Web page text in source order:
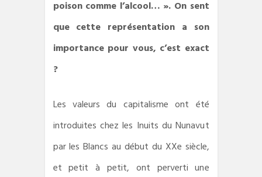
poison comme l’alcool… ». On sent
que cette représentation a son
importance pour vous, c’est exact
?
Les valeurs du capitalisme ont été
introduites chez les Inuits du Nunavut
par les Blancs au début du XXe siècle,
et petit à petit, ont perverti une